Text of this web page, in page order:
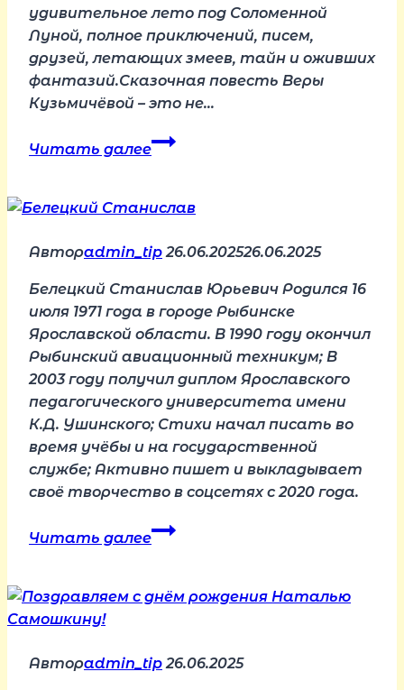
удивительное лето под Соломенной
Луной, полное приключений, писем,
друзей, летающих змеев, тайн и оживших
фантазий.Сказочная повесть Веры
Кузьмичёвой – это не…
Читать далее
Книга
Веры
скоро
продаже!
Авторadmin_tip 26.06.202526.06.2025
Белецкий Станислав Юрьевич Родился 16
июля 1971 года в городе Рыбинске
Ярославской области. В 1990 году окончил
Рыбинский авиационный техникум; В
2003 году получил диплом Ярославского
педагогического университета имени
К.Д. Ушинского; Стихи начал писать во
время учёбы и на государственной
службе; Активно пишет и выкладывает
своё творчество в соцсетях с 2020 года.
Читать далее
Белецкий
Станислав
Авторadmin_tip 26.06.2025